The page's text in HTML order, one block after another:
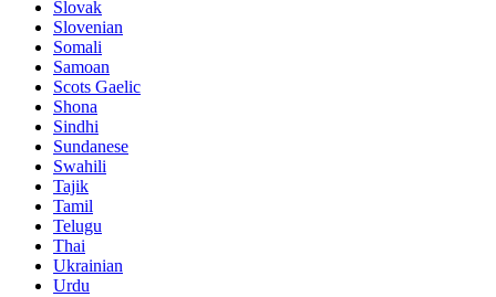
Slovak
Slovenian
Somali
Samoan
Scots Gaelic
Shona
Sindhi
Sundanese
Swahili
Tajik
Tamil
Telugu
Thai
Ukrainian
Urdu